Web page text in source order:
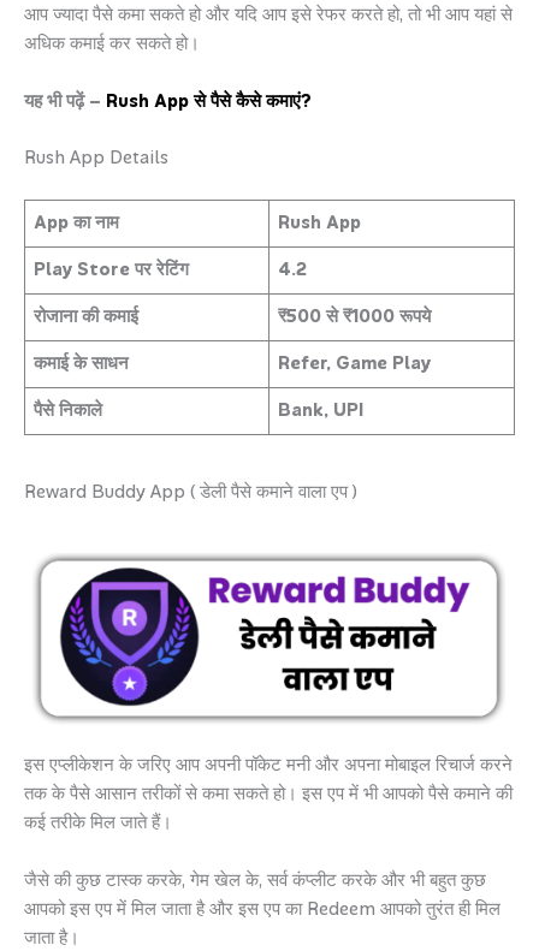
आप ज्यादा पैसे कमा सकते हो और यदि आप इसे रेफर करते हो, तो भी आप यहां से
अधिक कमाई कर सकते हो।
यह भी पढ़ें – Rush App से पैसे कैसे कमाएं?
Rush App Details
App का नाम Rush App
Play Store पर रेटिंग 4.2
रोजाना की कमाई ₹500 से ₹1000 रूपये
कमाई के साधन Refer, Game Play
पैसे निकाले Bank, UPI
Reward Buddy App ( डेली पैसे कमाने वाला एप )
इस एप्लीकेशन के जरिए आप अपनी पॉकेट मनी और अपना मोबाइल रिचार्ज करने
तक के पैसे आसान तरीकों से कमा सकते हो। इस एप में भी आपको पैसे कमाने की
कई तरीके मिल जाते हैं।
जैसे की कुछ टास्क करके, गेम खेल के, सर्व कंप्लीट करके और भी बहुत कुछ
आपको इस एप में मिल जाता है और इस एप का Redeem आपको तुरंत ही मिल
जाता है।